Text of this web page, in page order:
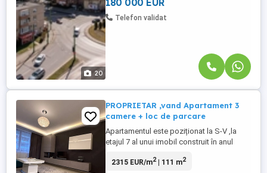
20
180 000 EUR
Telefon validat
PROPRIETAR ,vand Apartament 3
camere + loc de parcare
Apartamentul este poziționat la S-V ,la
etajul 7 al unui imobil construit în anul
generoasă de 99mp+11,86mp terasa.
2315 EUR/m2| 111 m2